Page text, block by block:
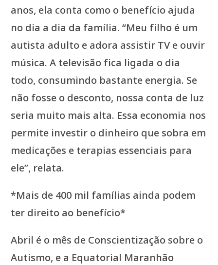
anos, ela conta como o benefício ajuda
no dia a dia da família. “Meu filho é um
autista adulto e adora assistir TV e ouvir
música. A televisão fica ligada o dia
todo, consumindo bastante energia. Se
não fosse o desconto, nossa conta de luz
seria muito mais alta. Essa economia nos
permite investir o dinheiro que sobra em
medicações e terapias essenciais para
ele”, relata.
*Mais de 400 mil famílias ainda podem
ter direito ao benefício*
Abril é o mês de Conscientização sobre o
Autismo, e a Equatorial Maranhão